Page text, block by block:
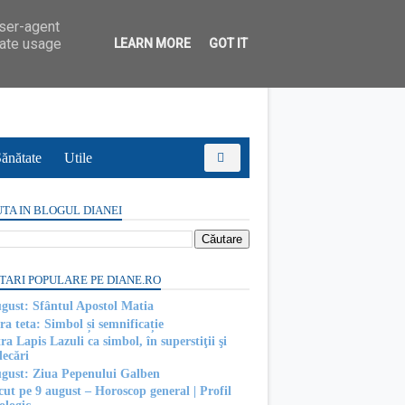
Utile
IN BLOGUL DIANEI
POPULARE PE DIANE.RO
Sfântul Apostol Matia
teta: Simbol și semnificație
Lapis Lazuli ca simbol, în superstiţii şi
Ziua Pepenului Galben
pe 9 august – Horoscop general | Profil
agent
usage
LEARN MORE GOT IT